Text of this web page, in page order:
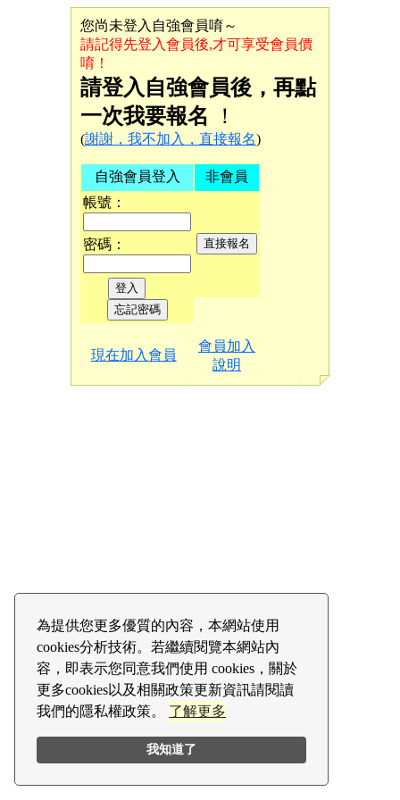
為提供您更多優質的內容，本網站使用
cookies分析技術。若繼續閱覽本網站內
容，即表示您同意我們使用 cookies，關於
更多cookies以及相關政策更新資訊請閱讀
我們的隱私權政策。 了解更多
我知道了
您尚未登入自強會員唷～
請記得先登入會員後,才可享受會員價
唷！
請登入自強會員後，再點
一次我要報名
！
(謝謝，我不加入，直接報名)
自強會員登入
帳號：
密碼：
非會員
現在加入會員
會員加入
說明